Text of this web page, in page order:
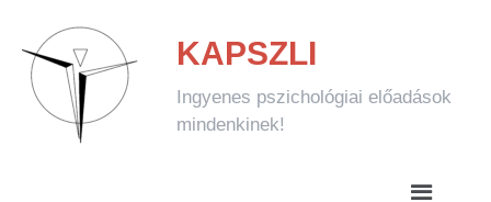
KAPSZLI
Ingyenes pszichológiai előadások
mindenkinek!